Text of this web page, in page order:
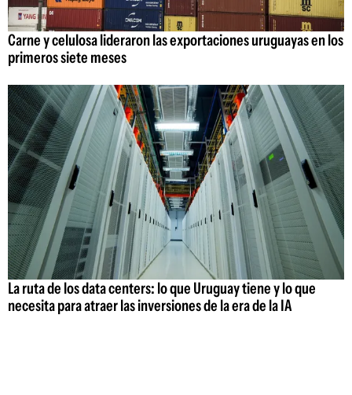
Carne y celulosa lideraron las exportaciones uruguayas en los
primeros siete meses
La ruta de los data centers: lo que Uruguay tiene y lo que
necesita para atraer las inversiones de la era de la IA